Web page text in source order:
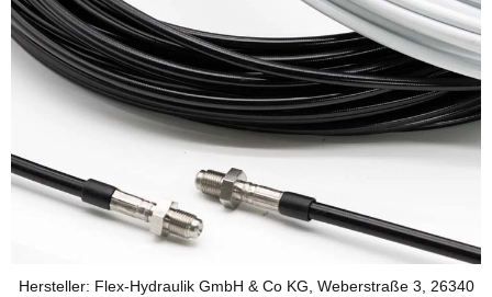
Hersteller: Flex-Hydraulik GmbH & Co KG, Weberstraße 3, 26340